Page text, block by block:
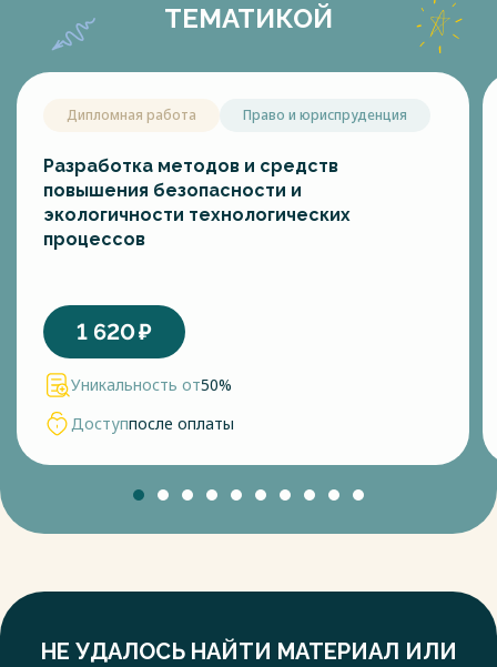
ТЕМАТИКОЙ
Дипломная работа Право и юриспруденция
Разработка методов и средств
повышения безопасности и
экологичности технологических
процессов
1 620₽
Уникальность от50%
Доступпосле оплаты
НЕ УДАЛОСЬ НАЙТИ МАТЕРИАЛ ИЛИ